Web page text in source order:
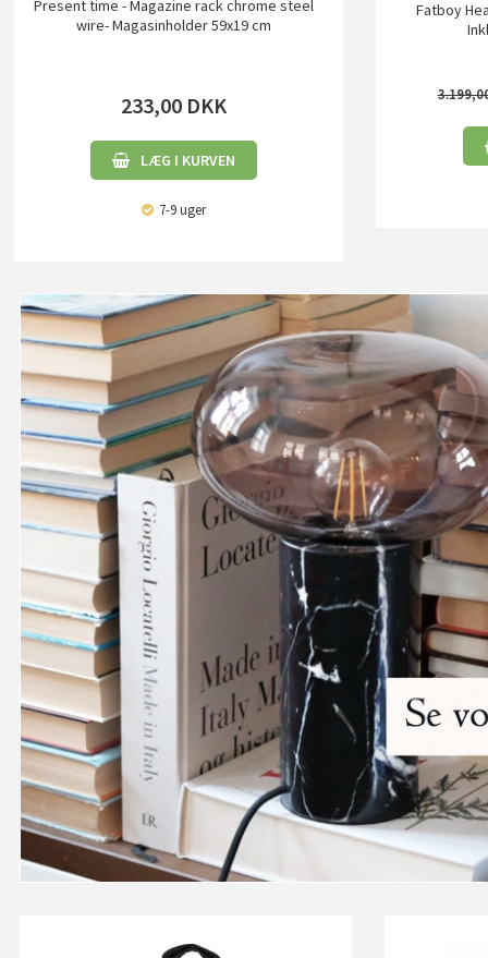
Present time - Magazine rack chrome steel
wire- Magasinholder 59x19 cm
233,00 DKK
LÆG I KURVEN
7-9 uger
Fatboy